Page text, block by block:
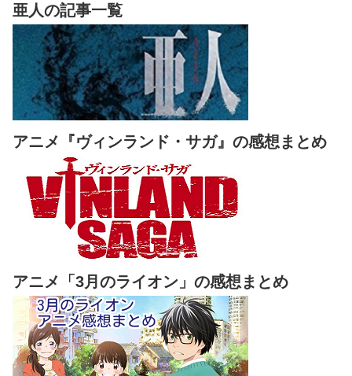
亜人の記事一覧
アニメ『ヴィンランド・サガ』の感想まとめ
アニメ「3月のライオン」の感想まとめ